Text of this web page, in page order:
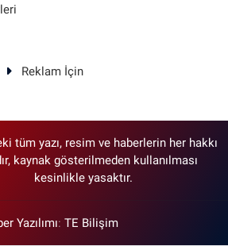
Reklam İçin
tüm yazı, resim ve haberlerin her hakkı
kaynak gösterilmeden kullanılması
kesinlikle yasaktır.
Yazılımı: TE Bilişim